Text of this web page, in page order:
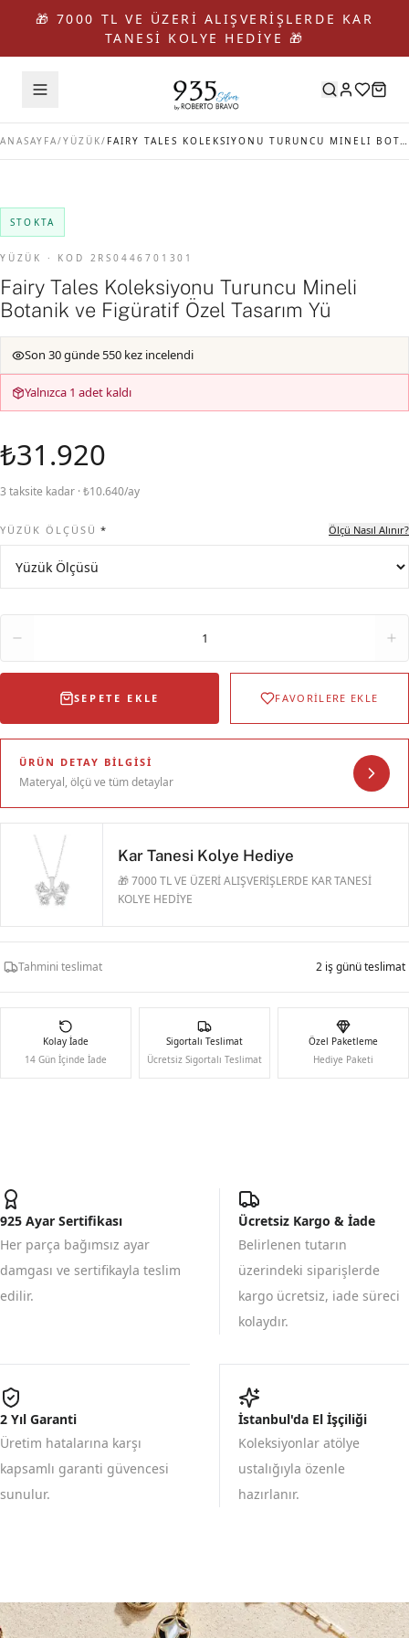
🎁 7000 TL VE ÜZERİ ALIŞVERİŞLERDE KAR
TANESİ KOLYE HEDİYE 🎁
ANASAYFA/YÜZÜK/ FAIRY TALES KOLEKSIYONU TURUNCU MINELI BOTANIK VE FIGÜRATIF ÖZEL TASARIM YÜ
STOKTA
YÜZÜK · KOD 2RS0446701301
Fairy Tales Koleksiyonu Turuncu Mineli
Botanik ve Figüratif Özel Tasarım Yü
Son 30 günde 550 kez incelendi
Yalnızca 1 adet kaldı
₺31.920
3 taksite kadar · ₺10.640/ay
YÜZÜK ÖLÇÜSÜ * Ölçü Nasıl Alınır?
1
SEPETE EKLE FAVORİLERE EKLE
ÜRÜN DETAY BILGISI
Materyal, ölçü ve tüm detaylar
Kar Tanesi Kolye Hediye
🎁 7000 TL VE ÜZERİ ALIŞVERİŞLERDE KAR TANESİ
KOLYE HEDİYE
Tahmini teslimat 2 iş günü teslimat
Kolay İade
14 Gün İçinde İade
Sigortalı Teslimat
Ücretsiz Sigortalı Teslimat
Özel Paketleme
Hediye Paketi
925 Ayar Sertifikası
Her parça bağımsız ayar
damgası ve sertifikayla teslim
edilir.
Ücretsiz Kargo & İade
Belirlenen tutarın
üzerindeki siparişlerde
kargo ücretsiz, iade süreci
kolaydır.
2 Yıl Garanti
Üretim hatalarına karşı
kapsamlı garanti güvencesi
sunulur.
İstanbul'da El İşçiliği
Koleksiyonlar atölye
ustalığıyla özenle
hazırlanır.